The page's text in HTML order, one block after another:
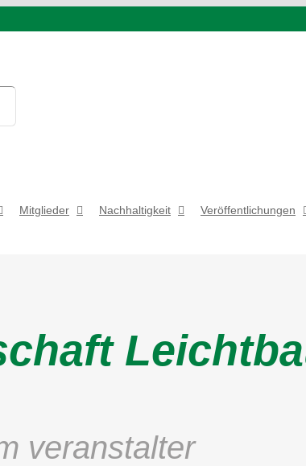
Mitglieder Nachhaltigkeit Veröffentlichungen
veranstalter